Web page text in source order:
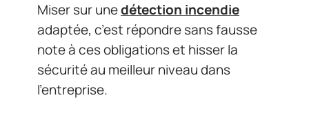
Miser sur unedétection incendie
adaptée, c’est répondre sans fausse
note à ces obligations et hisser la
sécurité au meilleur niveau dans
l’entreprise.